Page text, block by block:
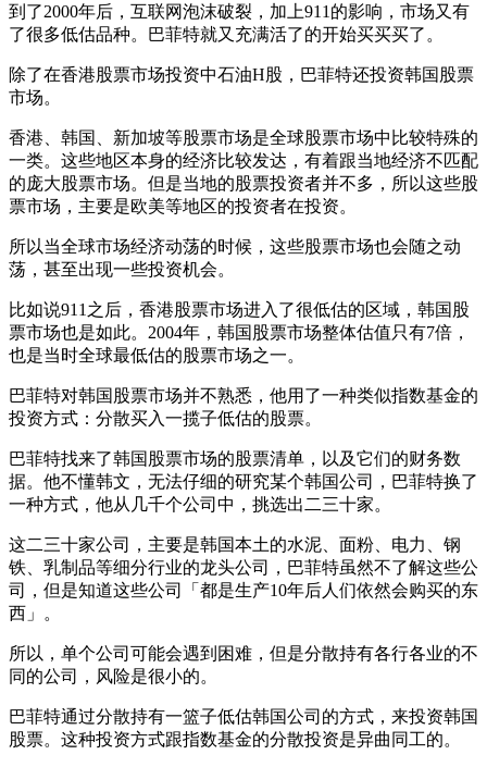
到了2000年后，互联网泡沫破裂，加上911的影响，市场又有
了很多低估品种。巴菲特就又充满活了的开始买买买了。
除了在香港股票市场投资中石油H股，巴菲特还投资韩国股票
市场。
香港、韩国、新加坡等股票市场是全球股票市场中比较特殊的
一类。这些地区本身的经济比较发达，有着跟当地经济不匹配
的庞大股票市场。但是当地的股票投资者并不多，所以这些股
票市场，主要是欧美等地区的投资者在投资。
所以当全球市场经济动荡的时候，这些股票市场也会随之动
荡，甚至出现一些投资机会。
比如说911之后，香港股票市场进入了很低估的区域，韩国股
票市场也是如此。2004年，韩国股票市场整体估值只有7倍，
也是当时全球最低估的股票市场之一。
巴菲特对韩国股票市场并不熟悉，他用了一种类似指数基金的
投资方式：分散买入一揽子低估的股票。
巴菲特找来了韩国股票市场的股票清单，以及它们的财务数
据。他不懂韩文，无法仔细的研究某个韩国公司，巴菲特换了
一种方式，他从几千个公司中，挑选出二三十家。
这二三十家公司，主要是韩国本土的水泥、面粉、电力、钢
铁、乳制品等细分行业的龙头公司，巴菲特虽然不了解这些公
司，但是知道这些公司「都是生产10年后人们依然会购买的东
西」。
所以，单个公司可能会遇到困难，但是分散持有各行各业的不
同的公司，风险是很小的。
巴菲特通过分散持有一篮子低估韩国公司的方式，来投资韩国
股票。这种投资方式跟指数基金的分散投资是异曲同工的。